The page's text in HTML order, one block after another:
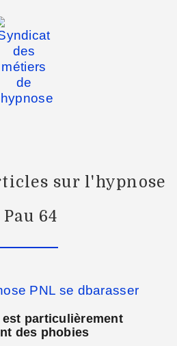
sur l'hypnose
Pau 64
particulièrement
des phobies